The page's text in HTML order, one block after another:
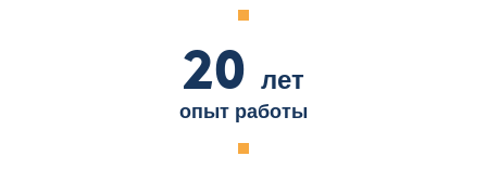
20 лет
опыт работы